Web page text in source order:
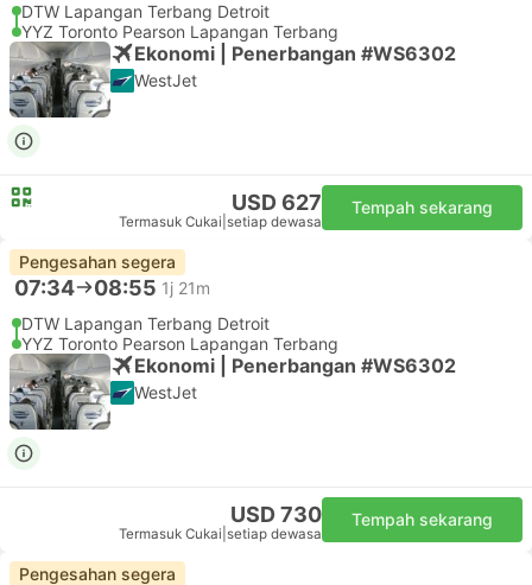
DTW Lapangan Terbang Detroit
YYZ Toronto Pearson Lapangan Terbang
Ekonomi | Penerbangan #WS6302
WestJet
USD 627
Termasuk Cukai setiap dewasa
Tempah sekarang
Pengesahan segera
07:34 08:55 1j 21m
DTW Lapangan Terbang Detroit
YYZ Toronto Pearson Lapangan Terbang
Ekonomi | Penerbangan #WS6302
WestJet
USD 730
Termasuk Cukai setiap dewasa
Tempah sekarang
Pengesahan segera